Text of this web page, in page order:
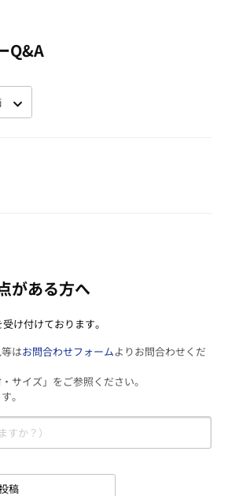
Q&A
がある方へ
け付けております。
はお問合わせフォームよりお問合わせくだ
サイズ」をご参照ください。
。
稿